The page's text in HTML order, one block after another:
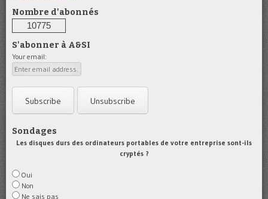
Nombre d'abonnés
10775
S'abonner à A&SI
Your email:
Sondages
Les disques durs des ordinateurs portables de votre entreprise sont-ils
cryptés ?
Oui
Non
Ne sais pas